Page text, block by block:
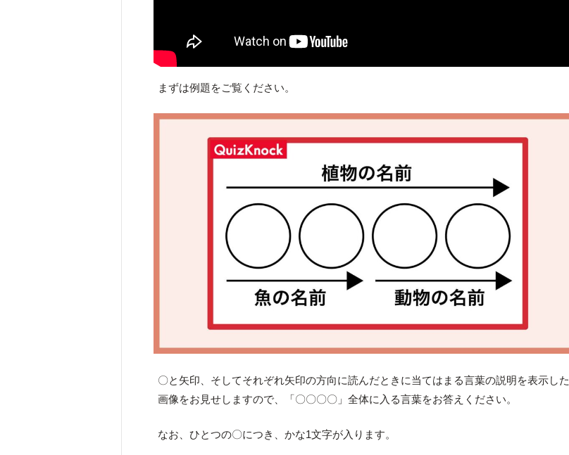
まずは例題をご覧ください。
〇と矢印、そしてそれぞれ矢印の方向に読んだときに当てはまる言葉の説明を表示した
画像をお見せしますので、「〇〇〇〇」全体に入る言葉をお答えください。
なお、ひとつの〇につき、かな1文字が入ります。